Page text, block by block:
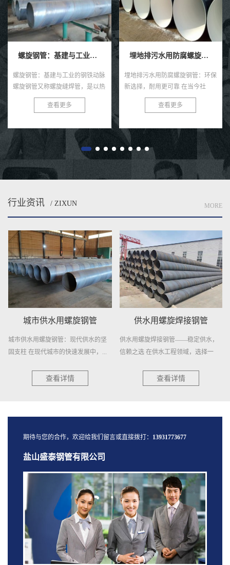
螺旋钢管：基建与工业的钢铁动脉
螺旋钢管：基建与工业的钢铁动脉
螺旋钢管又称螺旋缝焊管，是以热
轧带钢卷为原料，经常温螺旋辊压
成型、自动双丝双面埋弧焊制成的
查看更多
埋地排污水用防腐螺旋钢管
埋地排污水用防腐螺旋钢管：环保
新选择，耐用更可靠 在当今社
会，环保与可持续发展已成为全球
共识。在污水处理与排放领域，选
查看更多
行业资讯 / ZIXUN MORE
城市供水用螺旋钢管
城市供水用螺旋钢管：现代供水的坚
固支柱 在现代城市的快速发展中，...
查看详情
供水用螺旋焊接钢管
供水用螺旋焊接钢管——稳定供水，
信赖之选 在供水工程领域，选择一
查看详情
期待与您的合作，欢迎给我们留言或直接拨打： 13931773677
盐山盛泰钢管有限公司